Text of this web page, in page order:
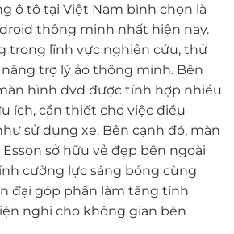
ô tô tại Việt Nam bình chọn là
thông minh nhất hiện nay.
trong lĩnh vực nghiên cứu, thử
trợ lý ảo thông minh. Bên
hình dvd được tính hợp nhiều
ích, cần thiết cho việc điều
sử dụng xe. Bên cạnh đó, màn
sở hữu vẻ đẹp bên ngoài
cường lực sáng bóng cùng
đại góp phần làm tăng tính
nghi cho không gian bên